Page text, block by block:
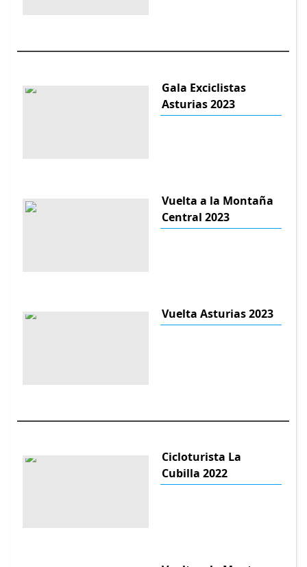
Gala Exciclistas
Asturias 2023
Vuelta a la Montaña
Central 2023
Vuelta Asturias 2023
Cicloturista La
Cubilla 2022